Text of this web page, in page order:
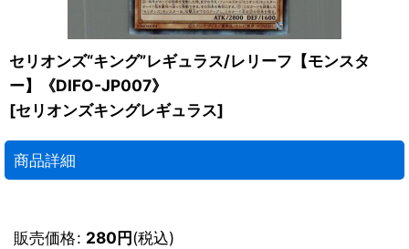
セリオンズ“キング”レギュラス/レリーフ【モンスタ
ー】《DIFO-JP007》
[セリオンズキングレギュラス]
商品詳細
販売価格: 280円(税込)